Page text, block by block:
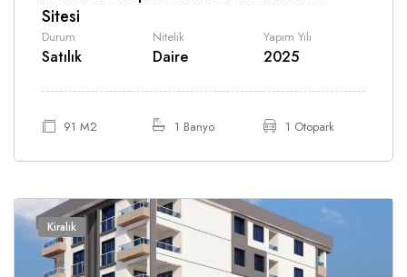
Sitesi
Durum
Satılık
Nitelik
Daire
Yapım Yılı
2025
91 M2 1 Banyo 1 Otopark
Kiralık